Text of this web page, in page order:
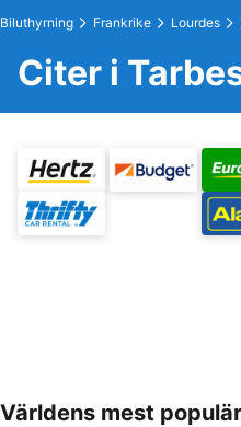
Biluthyrning Frankrike Lourdes
Citer i
Världens mest